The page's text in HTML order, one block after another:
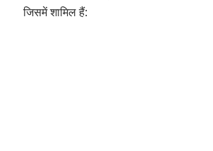
जिसमें शामिल हैं: